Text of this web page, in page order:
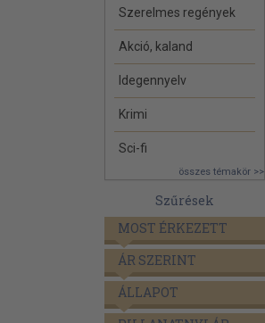
Szerelmes regények
Akció, kaland
Idegennyelv
Krimi
Sci-fi
összes témakör >>
Szűrések
MOST ÉRKEZETT
ÁR SZERINT
ÁLLAPOT